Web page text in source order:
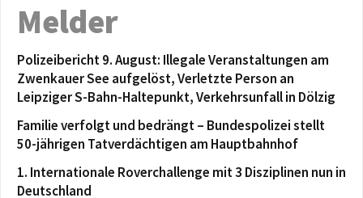
Melder
Polizeibericht 9. August: Illegale Veranstaltungen am
Zwenkauer See aufgelöst, Verletzte Person an
Leipziger S-Bahn-Haltepunkt, Verkehrsunfall in Dölzig
Familie verfolgt und bedrängt – Bundespolizei stellt
50-jährigen Tatverdächtigen am Hauptbahnhof
1. Internationale Roverchallenge mit 3 Disziplinen nun in
Deutschland